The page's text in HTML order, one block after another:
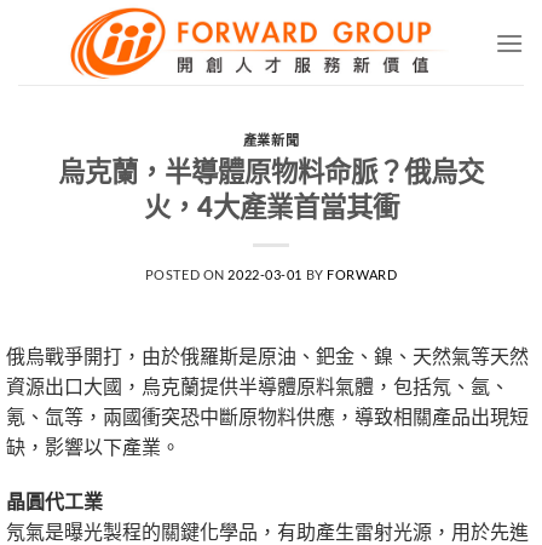
產業新聞
烏克蘭，半導體原物料命脈？俄烏交
火，4大產業首當其衝
POSTED ON 2022-03-01 BY FORWARD
俄烏戰爭開打，由於俄羅斯是原油、鈀金、鎳、天然氣等天然
資源出口大國，烏克蘭提供半導體原料氣體，包括氖、氬、
氪、氙等，兩國衝突恐中斷原物料供應，導致相關產品出現短
缺，影響以下產業。
晶圓代工業
氖氣是曝光製程的關鍵化學品，有助產生雷射光源，用於先進